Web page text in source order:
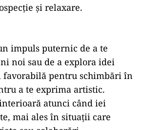
și relaxare.
impuls puternic de a te
noi sau de a explora idei
favorabilă pentru schimbări în
a te exprima artistic.
atunci când iei
mai ales în situații care